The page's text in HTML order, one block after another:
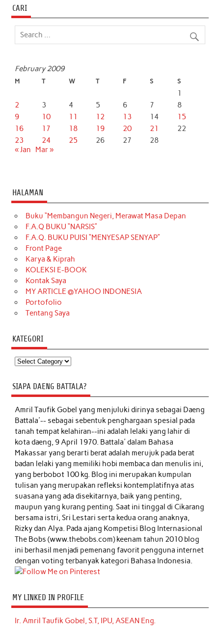
CARI
February 2009
M T W T F S S
1
2
3 4 5 6 7
8
9
10 11 12 13 14
15
16
17 18 19 20 21
22
23
24 25 26 27
28
« Jan
Mar »
HALAMAN
Buku “Membangun Negeri, Merawat Masa Depan
F.A.Q BUKU “NARSIS”
F.A.Q. BUKU PUISI “MENYESAP SENYAP”
Front Page
Karya & Kiprah
KOLEKSI E-BOOK
Kontak Saya
MY ARTICLE @YAHOO INDONESIA
Portofolio
Tentang Saya
KATEGORI
Kategori
SIAPA DAENG BATTALA?
Amril Taufik Gobelyang menjuluki dirinya sebagai Daeng
Battala'-- sebagai sebentuk penghargaan spesial pada
tanah tempat kelahiran--ini adalah lelaki yang lahir di
kota daeng, 9 April 1970. Battala' dalam Bahasa
Makassar yang berarti berat adalah merujuk pada berat
badan lelaki yang memiliki hobi membaca dan menulis ini,
yang berbobot 100 kg. Blog ini merupakan kumpulan
tulisan yang merupakan refleksi kontemplatifnya atas
suasana yang ada disekitarnya, baik yang penting,
maupun yang kurang penting. Saat ini tinggal di Cikarang
bersama istri, Sri Lestari serta kedua orang anaknya,
Rizky dan Alya. Pada ajang Kompetisi Blog Internasional
The Bobs (www.thebobs.com) keenam tahun 2010 blog
ini berhasil menjadi pemenang favorit pengguna internet
dengan voting terbanyak kategori Bahasa Indonesia.
MY LINKED IN PROFILE
Ir. Amril Taufik Gobel, S.T, IPU, ASEAN Eng.